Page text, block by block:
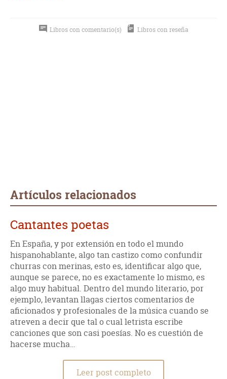
Libros con comentario(s) Libros con reseña
Artículos relacionados
Cantantes poetas
En España, y por extensión en todo el mundo
hispanohablante, algo tan castizo como confundir
churras con merinas, esto es, identificar algo que,
aunque se parece, no es exactamente lo mismo, es
algo muy habitual. Dentro del mundo literario, por
ejemplo, levantan llagas ciertos comentarios de
aficionados y profesionales de la música cuando se
atreven a decir que tal o cual letrista escribe
canciones que son casi poesías. No es cuestión de
hacerse mucha…
Leer post completo